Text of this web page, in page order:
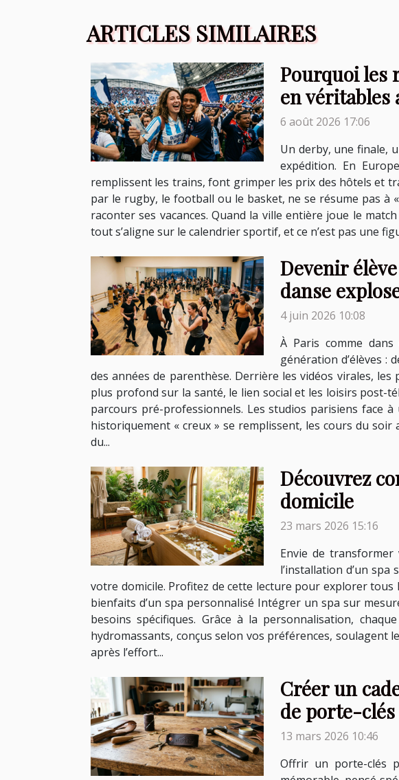
ARTICLES SIMILAIRES
Pourquoi les
en véritables
6 août 2026 17:06
Un derby, une finale,
expédition. En
remplissent les trains, font grimper les prix des hôtels et
par le rugby, le football ou le basket, ne se résume pas à
raconter ses vacances. Quand la ville entière joue le
tout s’aligne sur le calendrier sportif, et ce n’est pas une
Devenir
danse
4 juin 2026 10:08
À Paris comme
génération d’élèves :
des années de parenthèse. Derrière les vidéos virales,
plus profond sur la santé, le lien social et les loisirs post-
parcours pré-professionnels. Les studios parisiens face à
historiquement « creux » se remplissent, les cours du
du...
Découvrez
domicile
23 mars 2026 15:16
Envie de
l’installation d’un
votre domicile. Profitez de cette lecture pour explorer tous
bienfaits d’un spa personnalisé Intégrer un spa sur
besoins spécifiques. Grâce à la personnalisation,
hydromassants, conçus selon vos préférences,
après l’effort...
Créer un
de porte-
13 mars 2026 10:46
Offrir un porte-clés